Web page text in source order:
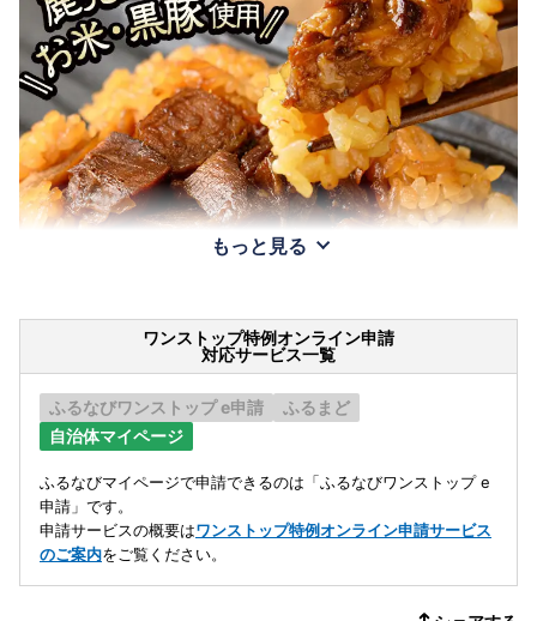
もっと見る
ワンストップ特例オンライン申請
対応サービス一覧
ふるなびワンストップ e申請
ふるまど
自治体マイページ
ふるなびマイページで申請できるのは「ふるなびワンストップ e
申請」です。
申請サービスの概要はワンストップ特例オンライン申請サービス
のご案内をご覧ください。